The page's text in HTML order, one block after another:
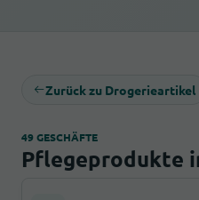
Zurück zu Drogerieartikel
49 GESCHÄFTE
Pflegeprodukte